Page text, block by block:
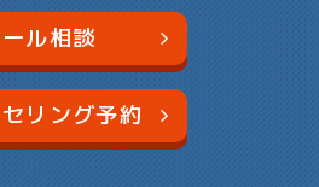
ル相談
リング予約